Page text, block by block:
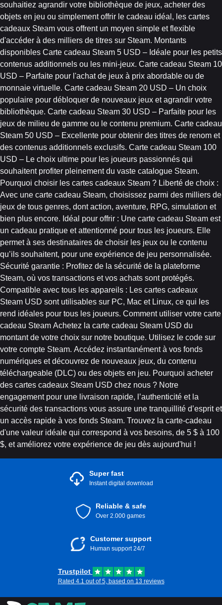
souhaitiez agrandir votre bibliothèque de jeux, acheter des
objets en jeu ou simplement offrir le cadeau idéal, les cartes
cadeaux Steam vous offrent un moyen simple et flexible
d'accéder à des milliers de titres sur Steam. Montants
disponibles Carte cadeau Steam 5 USD – Idéale pour les petits
contenus additionnels ou les mini-jeux. Carte cadeau Steam 10
USD – Parfaite pour l'achat de jeux à prix abordable ou de
monnaie virtuelle. Carte cadeau Steam 20 USD – Un choix
populaire pour débloquer de nouveaux jeux et agrandir votre
bibliothèque. Carte cadeau Steam 30 USD – Parfaite pour les
jeux de milieu de gamme ou le contenu premium. Carte cadeau
Steam 50 USD – Excellente pour obtenir des titres de renom et
des contenus additionnels exclusifs. Carte cadeau Steam 100
USD – Le choix ultime pour les joueurs passionnés qui
souhaitent profiter pleinement du vaste catalogue Steam.
Pourquoi choisir les cartes cadeaux Steam ? Liberté de choix :
Avec une carte cadeau Steam, choisissez parmi des milliers de
jeux de tous genres, dont action, aventure, RPG, simulation et
bien plus encore. Idéal pour offrir : Une carte cadeau Steam est
un cadeau pratique et attentionné pour tous les joueurs. Elle
permet à ses destinataires de choisir les jeux ou le contenu
qu’ils souhaitent, pour une expérience de jeu personnalisée.
Sécurité garantie : Profitez de la sécurité de la plateforme
Steam, où vos transactions et vos achats sont protégés.
Compatible avec tous les appareils : Les cartes cadeaux
Steam USD sont utilisables sur PC, Mac et Linux, ce qui les
rend idéales pour tous les joueurs. Comment utiliser votre carte
cadeau Steam Achetez la carte cadeau Steam USD du
montant de votre choix sur notre boutique. Utilisez le code sur
votre compte Steam. Accédez instantanément à vos fonds
numériques et découvrez de nouveaux jeux, du contenu
téléchargeable (DLC) ou des objets en jeu. Pourquoi acheter
des cartes cadeaux Steam USD chez nous ? Notre
engagement pour une livraison rapide, l’authenticité et la
sécurité des transactions vous assure une tranquillité d’esprit et
un accès rapide à vos fonds Steam. Trouvez la carte-cadeau
d'une valeur idéale qui correspond à vos besoins, de 5 $ à 100
$, et améliorez votre expérience de jeu dès aujourd'hui !
Super fast
Instant digital download
Reliable & safe
Over 2.000 games
Customer support
Human support 24/7
Trustpilot
Rated 4.1 out of 5, based on 13 reviews